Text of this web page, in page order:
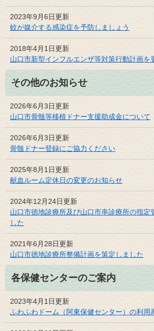
2023年9月6日更新
蚊が媒介する感染症を予防しましょう
2018年4月1日更新
山口市新型インフルエンザ等対策行動計画を
その他のお知らせ
2026年6月3日更新
山口市骨髄等移植ドナー支援助成金について
2026年6月3日更新
骨髄ドナー登録にご協力ください
2025年8月1日更新
献血ルーム定休日の変更のお知らせ
2024年12月24日更新
山口市徳地診療所及び山口市串診療所の指定
した
2021年6月28日更新
山口市徳地診療所整備計画を策定しました
各保健センターのご案内
2023年4月1日更新
ふわふわドーム（阿東保健センター）の利用